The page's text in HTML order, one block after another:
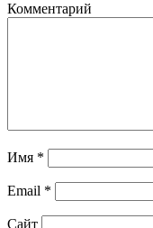
Комментарий
Имя *
Email *
Сайт